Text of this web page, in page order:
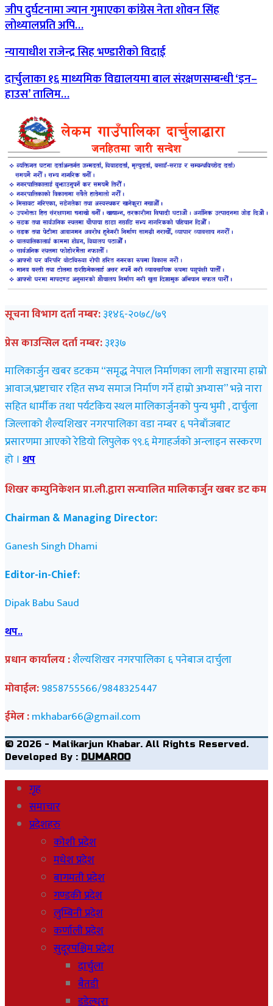
जीप दुर्घटनामा ज्यान गुमाएका कांग्रेस नेता शोवन सिंह
लोथ्यालप्रति अपि…
न्यायाधीश राजेन्द्र सिह भण्डारीको विदाई
दार्चुलाका १६ माध्यमिक विद्यालयमा बाल संरक्षणसम्बन्धी ‘इन–
हाउस’ तालिम…
सूचना विभाग दर्ता नम्बर:३१४६-२०७८/७९
प्रेस काउन्सिल दर्ता नम्बर:३१३७
मालिकार्जुन खबर डटकम “समृद्ध नेपाल निर्माणका लागी सञ्चारमा हाम्रो
आवाज,भ्रष्टाचार रहित सभ्य समाज निर्माण गर्ने हाम्रो अभ्यास” भन्ने नारा
सहित धार्मीक तथा पर्यटकिय स्थल मालिकार्जुनको पुन्य भुमी , दार्चुला
जिल्लाको शैल्यशिखर नगरपालिका वडा नम्बर ६ पनेबाँजबाट
प्रसारणमा आएको रेडियो लिपुलेक ९९.६ मेगाहर्जको अन्लाइन सस्करण
हो । थप
शिखर कम्युनिकेशन प्रा.ली.द्वारा सन्चालित मालिकार्जुन खबर डट कम
Chairman & Managing Director:
Ganesh Singh Dhami
Editor-in-Chief:
Dipak Babu Saud
थप..
प्रधान कार्यालय :शैल्यशिखर नगरपालिका ६ पनेबाज दार्चुला
मोवाईल:9858755566/9848325447
ईमेल :mkhabar66@gmail.com
© 2026 - Malikarjun Khabar. All Rights Reserved.
Developed By : DUMAROO
गृह
समाचार
प्रदेशहरु
कोशी प्रदेश
मधेश प्रदेश
बागमती प्रदेश
गण्डकी प्रदेश
लुम्बिनी प्रदेश
कर्णाली प्रदेश
सुदूरपश्चिम प्रदेश
दार्चुला
बैतडी
डडेल्धुरा